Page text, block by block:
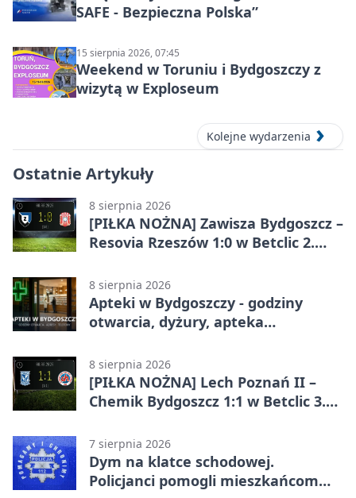
SAFE - Bezpieczna Polska”
15 sierpnia 2026, 07:45
Weekend w Toruniu i Bydgoszczy z
wizytą w Exploseum
Kolejne wydarzenia
Ostatnie Artykuły
8 sierpnia 2026
[PIŁKA NOŻNA] Zawisza Bydgoszcz –
Resovia Rzeszów 1:0 w Betclic 2.
8 sierpnia 2026
Apteki w Bydgoszczy - godziny
otwarcia, dyżury, apteka
8 sierpnia 2026
[PIŁKA NOŻNA] Lech Poznań II –
Chemik Bydgoszcz 1:1 w Betclic 3.
Bydgoszczanie wywieźli punkt z
Wronek
7 sierpnia 2026
Dym na klatce schodowej.
Policjanci pomogli mieszkańcom